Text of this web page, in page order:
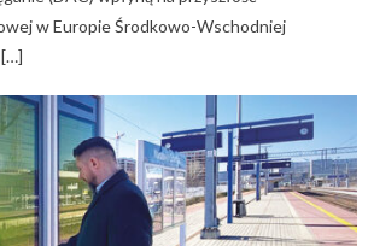
w Europie Środkowo-Wschodniej
[…]